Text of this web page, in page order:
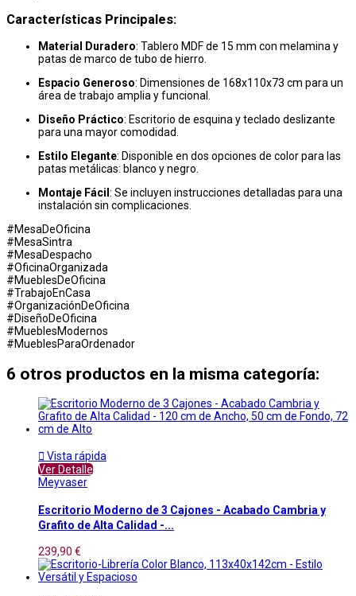
Características Principales:
Material Duradero: Tablero MDF de 15 mm con melamina y
patas de marco de tubo de hierro.
Espacio Generoso: Dimensiones de 168x110x73 cm para un
área de trabajo amplia y funcional.
Diseño Práctico: Escritorio de esquina y teclado deslizante
para una mayor comodidad.
Estilo Elegante: Disponible en dos opciones de color para las
patas metálicas: blanco y negro.
Montaje Fácil : Se incluyen instrucciones detalladas para una
instalación sin complicaciones.
#MesaDeOficina
#MesaSintra
#MesaDespacho
#OficinaOrganizada
#MueblesDeOficina
#TrabajoEnCasa
#OrganizaciónDeOficina
#DiseñoDeOficina
#MueblesModernos
#MueblesParaOrdenador
6 otros productos en la misma categoría:
 Vista rápida
Ver Detalle
Meyvaser
Escritorio Moderno de 3 Cajones - Acabado Cambria y
Grafito de Alta Calidad -...
239,90 €